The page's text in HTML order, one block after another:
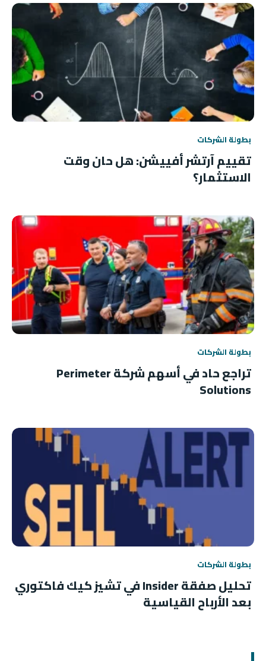
بطولة الشركات
تقييم آرتشر أفييشن: هل حان وقت
الاستثمار؟
بطولة الشركات
تراجع حاد في أسهم شركة Perimeter
Solutions
بطولة الشركات
تحليل صفقة Insider في تشيز كيك فاكتوري
بعد الأرباح القياسية